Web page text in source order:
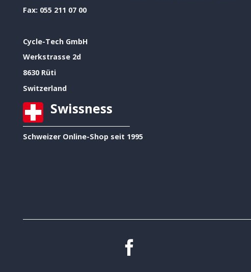
Fax: 055 211 07 00
Cycle-Tech GmbH
Werkstrasse 2d
8630 Rüti
Switzerland
Swissness
Schweizer Online-Shop seit 1995